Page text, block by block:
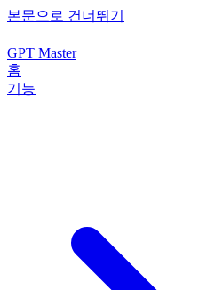
본문으로 건너뛰기
GPT Master
홈
기능